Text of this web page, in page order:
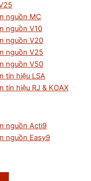
nguồn MC
nguồn V10
nguồn V20
nguồn V25
nguồn V50
tín hiệu LSA
tín hiệu RJ & KOAX
nguồn Acti9
nguồn Easy9